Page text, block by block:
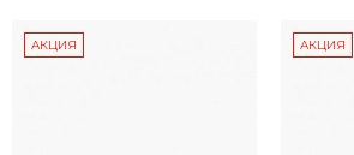
АКЦИЯ АКЦИЯ